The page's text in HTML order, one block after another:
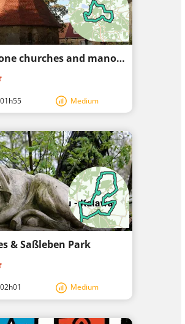
Calau Saga Tour 1 – past field stone churches and manor houses
01h55 Medium
& Saßleben Park
02h01 Medium